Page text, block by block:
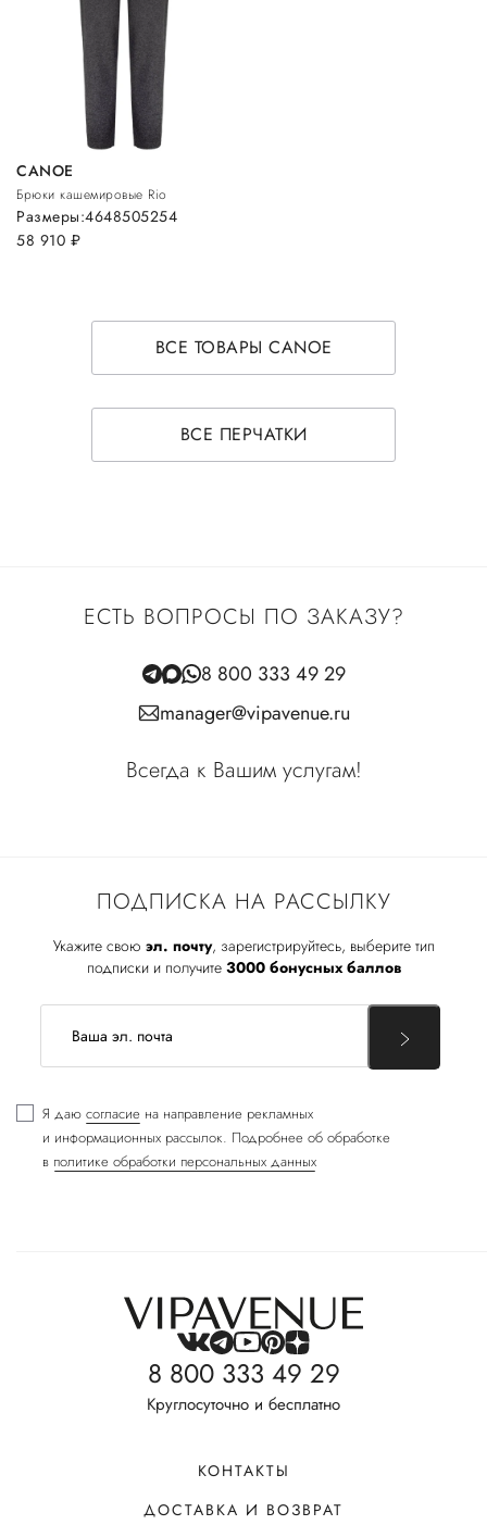
CANOE
Брюки кашемировые Rio
58 910 руб.
Размеры:4648505254
ВСЕ ТОВАРЫ CANOE
ВСЕ ПЕРЧАТКИ
ПОДПИСКА НА РАССЫЛКУ
Укажите свою эл. почту, зарегистрируйтесь, выберите тип
подписки и получите 3000 бонусных баллов
Я даю согласие на направление рекламных
и информационных рассылок. Подробнее об обработке
в политике обработки персональных данных
ЕСТЬ ВОПРОСЫ ПО ЗАКАЗУ?
8 800 333 49 29
manager@vipavenue.ru
Всегда к Вашим услугам!
8 800 333 49 29
Круглосуточно и бесплатно
КОНТАКТЫ
ДОСТАВКА И ВОЗВРАТ